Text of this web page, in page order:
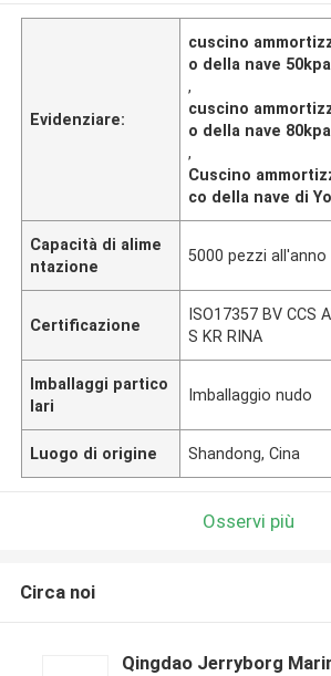
Evidenziare:
cuscino
o della nave 50kpa
,
cuscino
o della nave 80kpa
,
Cuscino
co della nave di
Capacità di alime
ntazione
5000 pezzi all'anno
Certificazione
ISO17357 BV CCS
S KR RINA
Imballaggi partico
lari
Imballaggio nudo
Luogo di origine Shandong, Cina
Osservi più
Circa noi
Qingdao Jerryborg